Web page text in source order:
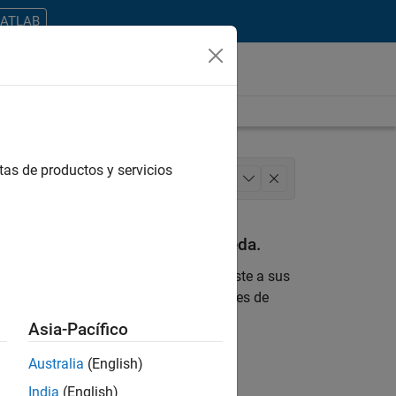
Technology Release Engineering
con sus criterios de búsqueda.
ninguna vacante que se ajuste a sus
sobre nuevas oportunidades de
todos los empleos en su zona.
de productos y servicios
Asia-Pacífico
Australia (English)
India (English)